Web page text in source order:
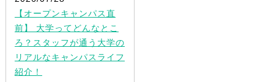
【オープンキャンパス直
前】 大学ってどんなとこ
ろ？スタッフが通う大学の
リアルなキャンパスライフ
紹介！